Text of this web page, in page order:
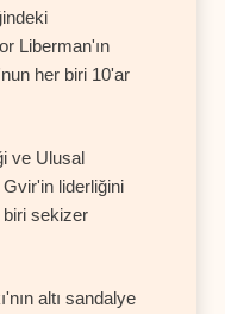
Liberman'ın
her biri 10'ar
ve Ulusal
liderliğini
biri sekizer
altı sandalye